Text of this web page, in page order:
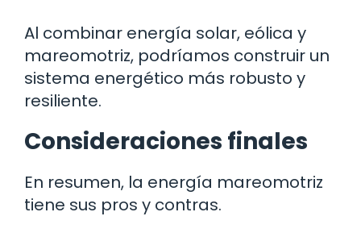
Al combinar energía solar, eólica y
mareomotriz, podríamos construir un
sistema energético más robusto y
resiliente.
Consideraciones finales
En resumen, la energía mareomotriz
tiene sus pros y contras.